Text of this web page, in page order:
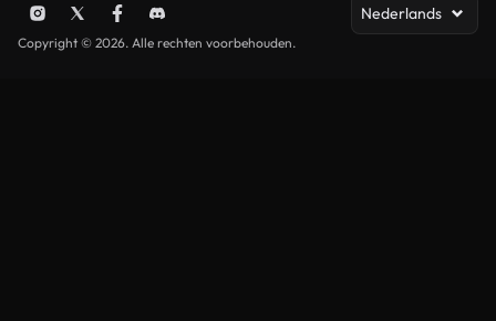
Nederlands
Copyright © 2026. Alle rechten voorbehouden.